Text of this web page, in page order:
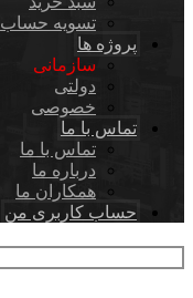
تسویه حساب
پروژه ها
سازمانی
دولتی
خصوصی
تماس با ما
تماس با ما
درباره ما
همکاران ما
حساب کاربری من